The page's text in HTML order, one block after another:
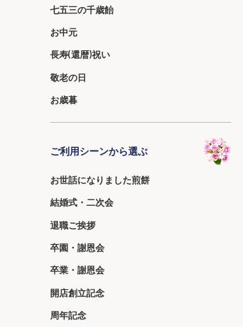
七五三の千歳飴
お中元
長寿(還暦)祝い
敬老の日
お歳暮
ご利用シーンから選ぶ
お世話になりました煎餅
結婚式・二次会
退職ご挨拶
卒園・謝恩会
卒業・謝恩会
開店創立記念
周年記念